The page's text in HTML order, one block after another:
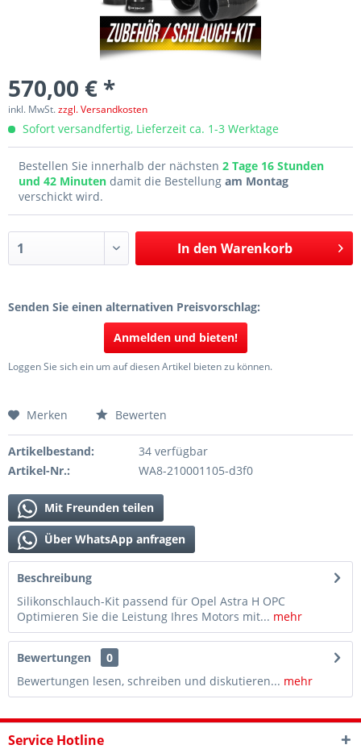
570,00 € *
inkl. MwSt.zzgl. Versandkosten
Sofort versandfertig, Lieferzeit ca. 1-3 Werktage
Bestellen Sie innerhalb der nächsten 2 Tage 16 Stunden
und 42 Minuten damit die Bestellung am Montag
verschickt wird.
In den Warenkorb
Senden Sie einen alternativen Preisvorschlag:
Anmelden und bieten!
Loggen Sie sich ein um auf diesen Artikel bieten zu können.
Merken Bewerten
Artikelbestand:
34 verfügbar
Artikel-Nr.:
WA8-210001105-d3f0
Mit Freunden teilen
Über WhatsApp anfragen
Beschreibung
Silikonschlauch-Kit passend für Opel Astra H OPC
Optimieren Sie die Leistung Ihres Motors mit... mehr
Bewertungen
0
Bewertungen lesen, schreiben und diskutieren... mehr
Service Hotline